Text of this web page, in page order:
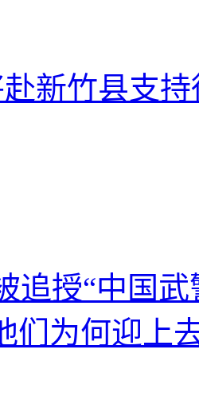
新竹县支
追授“中国
们为何迎上